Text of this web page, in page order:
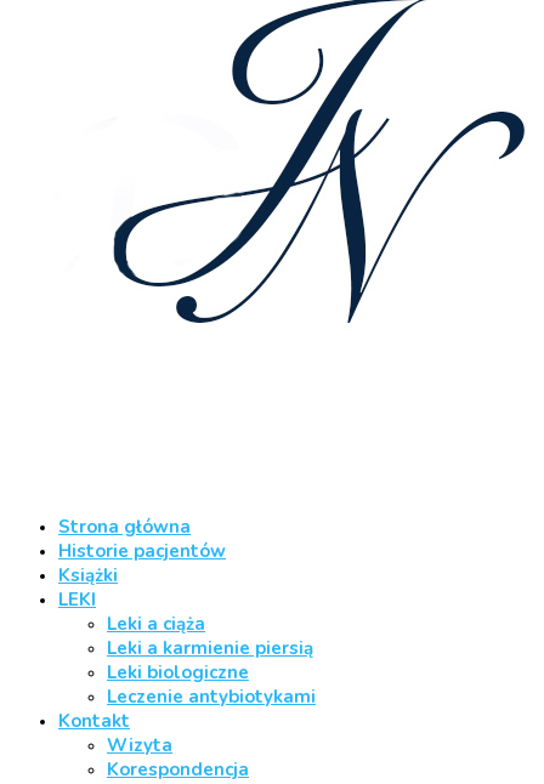
Strona główna
Historie pacjentów
Książki
LEKI
Leki a ciąża
Leki a karmienie piersią
Leki biologiczne
Leczenie antybiotykami
Kontakt
Wizyta
Korespondencja